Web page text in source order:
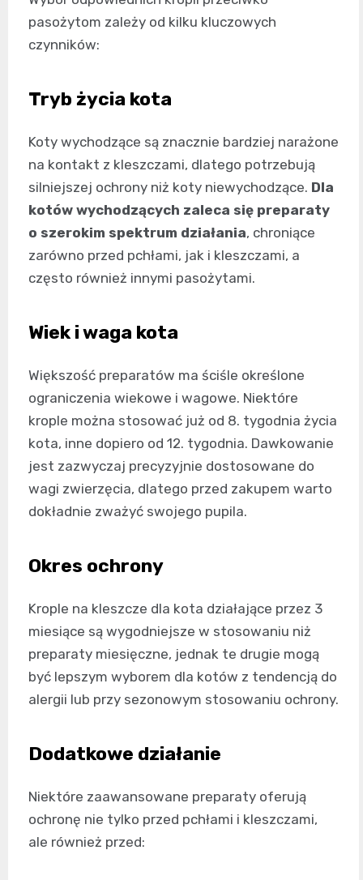
pasożytom zależy od kilku kluczowych
czynników:
Tryb życia kota
Koty wychodzące są znacznie bardziej narażone
na kontakt z kleszczami, dlatego potrzebują
silniejszej ochrony niż koty niewychodzące. Dla
kotów wychodzących zaleca się preparaty
o szerokim spektrum działania, chroniące
zarówno przed pchłami, jak i kleszczami, a
często również innymi pasożytami.
Wiek i waga kota
Większość preparatów ma ściśle określone
ograniczenia wiekowe i wagowe. Niektóre
krople można stosować już od 8. tygodnia życia
kota, inne dopiero od 12. tygodnia. Dawkowanie
jest zazwyczaj precyzyjnie dostosowane do
wagi zwierzęcia, dlatego przed zakupem warto
dokładnie zważyć swojego pupila.
Okres ochrony
Krople na kleszcze dla kota działające przez 3
miesiące są wygodniejsze w stosowaniu niż
preparaty miesięczne, jednak te drugie mogą
być lepszym wyborem dla kotów z tendencją do
alergii lub przy sezonowym stosowaniu ochrony.
Dodatkowe działanie
Niektóre zaawansowane preparaty oferują
ochronę nie tylko przed pchłami i kleszczami,
ale również przed: